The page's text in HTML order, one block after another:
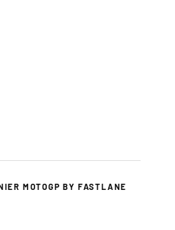
MOTOGP BY FASTLANE